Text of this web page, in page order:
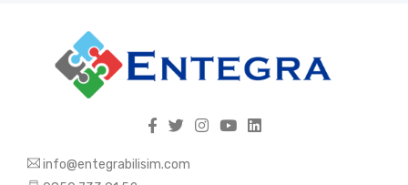
info@entegrabilisim.com